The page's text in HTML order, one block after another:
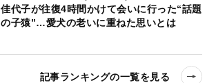
佳代子が往復4時間かけて会いに行った“話題
の子猿”…愛犬の老いに重ねた思いとは
記事ランキングの一覧を見る